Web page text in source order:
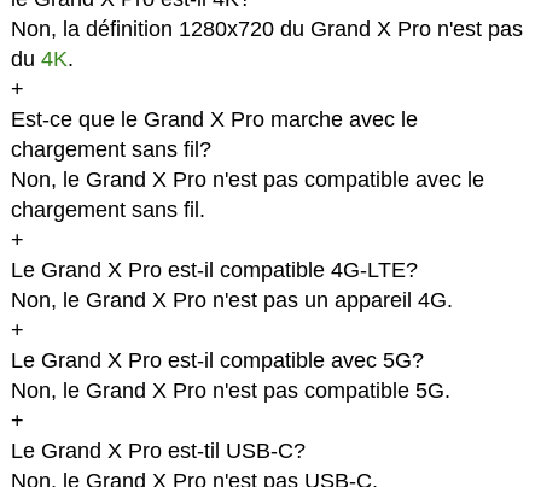
Non, la définition 1280x720 du Grand X Pro n'est pas
du 4K.
+
Est-ce que le Grand X Pro marche avec le
chargement sans fil?
Non, le Grand X Pro n'est pas compatible avec le
chargement sans fil.
+
Le Grand X Pro est-il compatible 4G-LTE?
Non, le Grand X Pro n'est pas un appareil 4G.
+
Le Grand X Pro est-il compatible avec 5G?
Non, le Grand X Pro n'est pas compatible 5G.
+
Le Grand X Pro est-til USB-C?
Non, le Grand X Pro n'est pas USB-C.